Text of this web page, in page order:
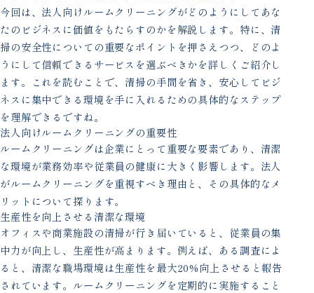
今回は、法人向けルームクリーニングがどのようにしてあな
たのビジネスに価値をもたらすのかを解説します。特に、清
掃の安全性についての重要なポイントを押さえつつ、どのよ
うにして信頼できるサービスを選ぶべきかを詳しくご紹介し
ます。これを読むことで、清掃の手間を省き、安心してビジ
ネスに集中できる環境を手に入れるための具体的なステップ
を理解できるですね。
法人向けルームクリーニングの重要性
ルームクリーニングは企業にとって重要な要素であり、清潔
な環境が業務効率や従業員の健康に大きく影響します。法人
がルームクリーニングを重視すべき理由と、その具体的なメ
リットについて探ります。
生産性を向上させる清潔な環境
オフィスや商業施設の清掃が行き届いていると、従業員の集
中力が向上し、生産性が高まります。例えば、ある調査によ
ると、清潔な職場環境は生産性を最大20%向上させると報告
されています。ルームクリーニングを定期的に実施すること